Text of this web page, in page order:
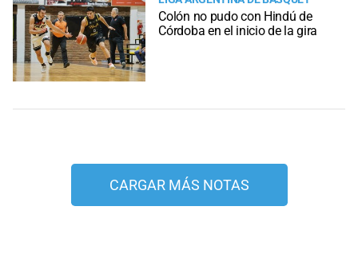
Colón no pudo con Hindú de
Córdoba en el inicio de la gira
CARGAR MÁS NOTAS